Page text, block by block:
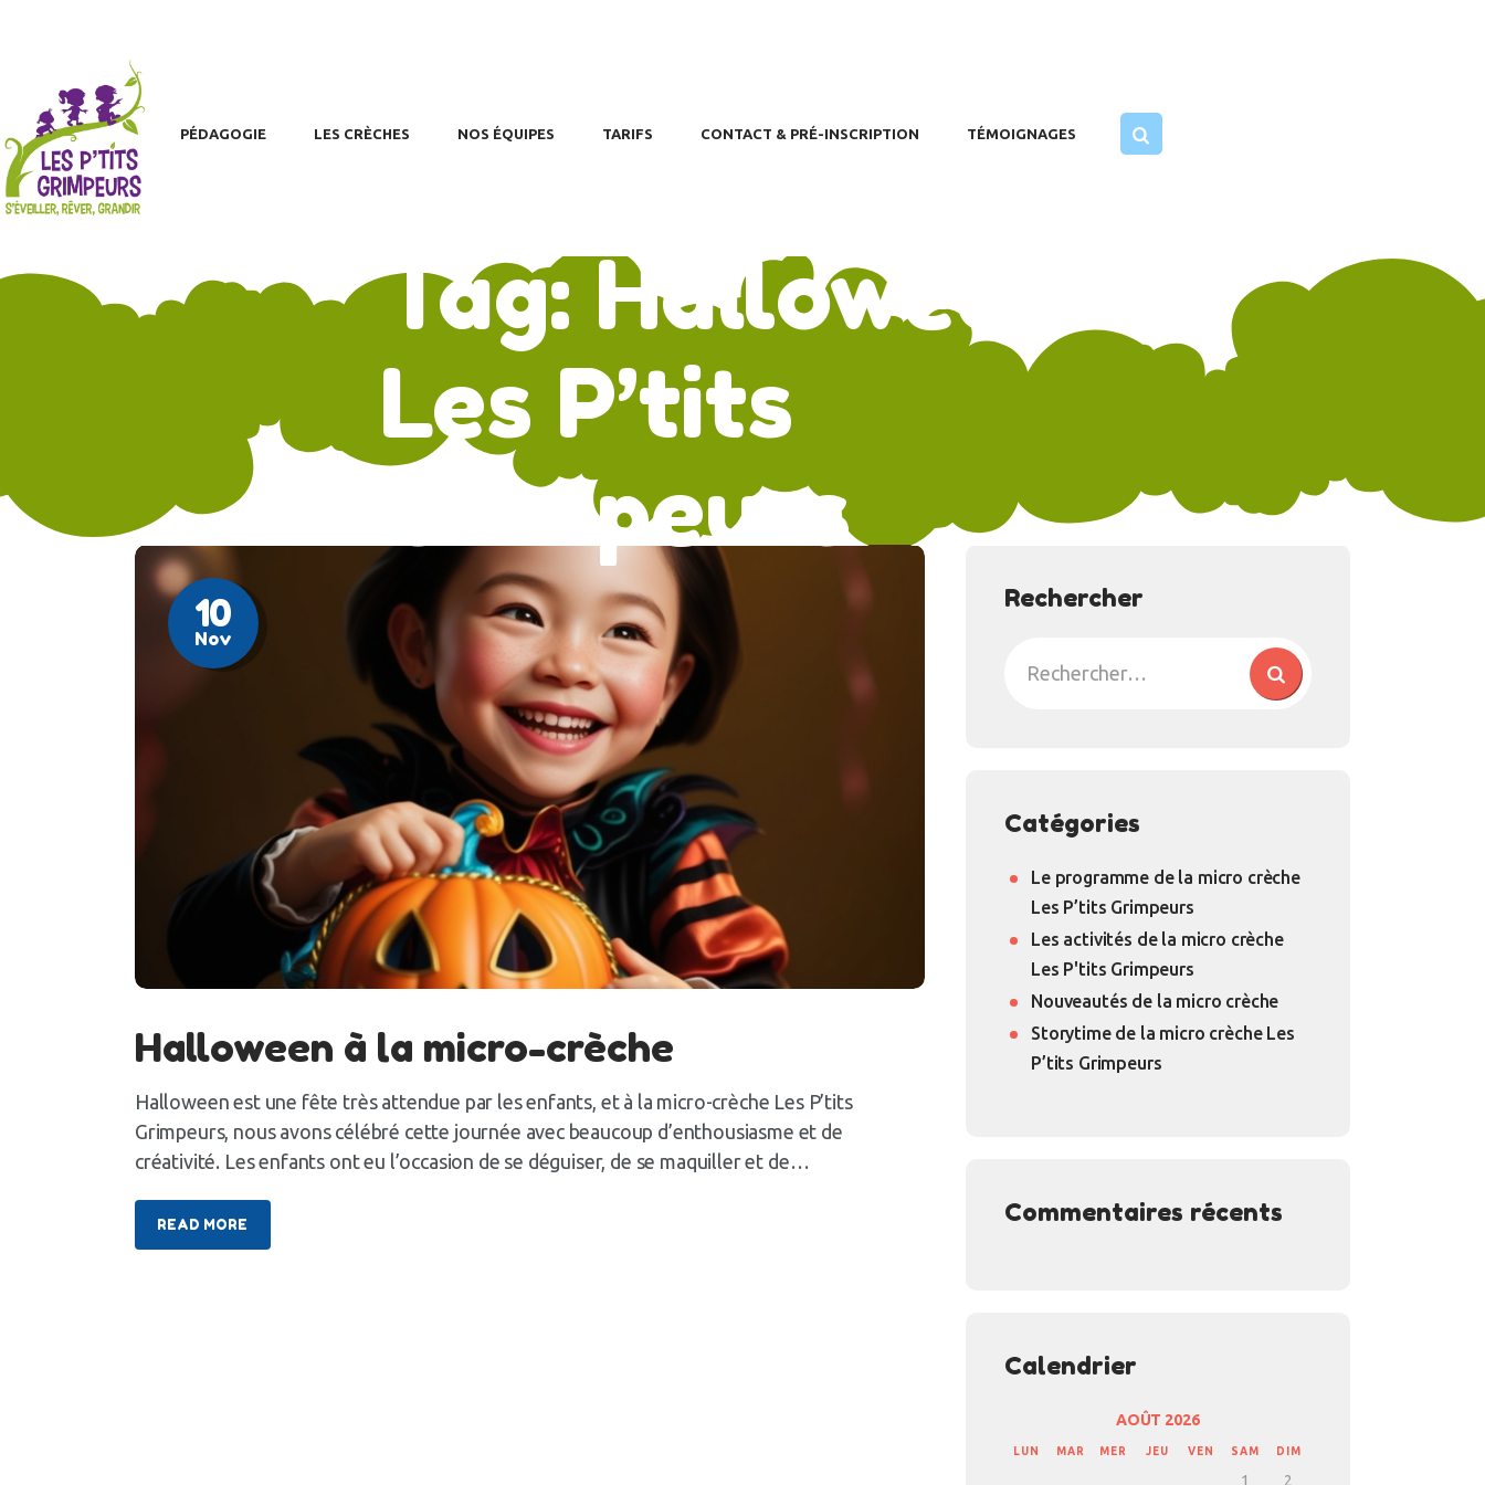
PÉDAGOGIE LES CRÈCHES NOS ÉQUIPES TARIFS CONTACT & PRÉ-INSCRIPTION TÉMOIGNAGES
Tag: Halloween
Les P’tits
Grimpeurs
10
Nov
Halloween à la micro-crèche
Halloween est une fête très attendue par les enfants, et à la micro-crèche Les P’tits
Grimpeurs, nous avons célébré cette journée avec beaucoup d’enthousiasme et de
créativité. Les enfants ont eu l’occasion de se déguiser, de se maquiller et de…
READ MORE
Rechercher
Catégories
Le programme de la micro crèche
Les P’tits Grimpeurs
Les activités de la micro crèche
Les P'tits Grimpeurs
Nouveautés de la micro crèche
Storytime de la micro crèche Les
P’tits Grimpeurs
Commentaires récents
Calendrier
AOÛT 2026
LUN MAR MER JEU VEN SAM DIM
1
2